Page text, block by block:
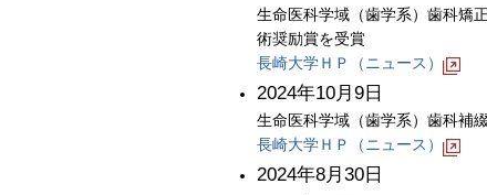
生命医科学域（歯学系）歯科矯
術奨励賞を受賞
長崎大学ＨＰ（ニュース）
2024年10月9日
生命医科学域（歯学系）歯科補
長崎大学ＨＰ（ニュース）
2024年8月30日